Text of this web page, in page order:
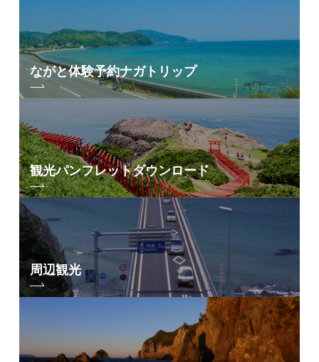
ながと体験予約ナガトリップ
観光パンフレットダウンロード
周辺観光